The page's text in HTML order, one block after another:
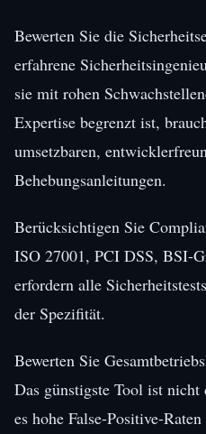
Bewerten Sie die
erfahrene
sie mit rohen
Expertise begrenzt ist,
umsetzbaren,
Behebungsanleitungen.
Berücksichtigen Sie
ISO 27001, PCI DSS, BSI-
erfordern alle
der Spezifität.
Bewerten Sie
Das günstigste Tool ist nicht
es hohe False-Positive-